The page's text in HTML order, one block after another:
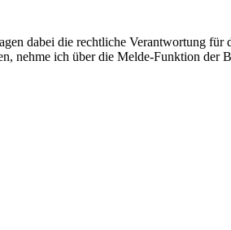
dabei die rechtliche Verantwortung
ich über die Melde-Funktion der